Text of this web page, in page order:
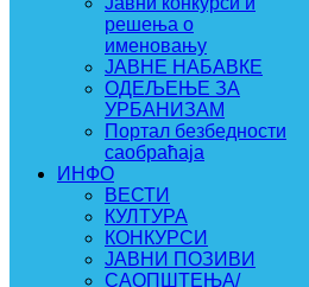
решења о
именовању
ЈАВНЕ НАБАВКЕ
ОДЕЉЕЊЕ ЗА
УРБАНИЗАМ
Портал безбедности
саобраћаја
ИНФО
ВЕСТИ
КУЛТУРА
КОНКУРСИ
ЈАВНИ ПОЗИВИ
САОПШТЕЊА/